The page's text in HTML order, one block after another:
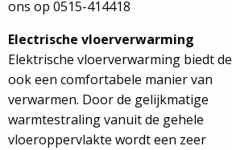
ons op 0515-414418
Electrische vloerverwarming
Elektrische vloerverwarming biedt de
ook een comfortabele manier van
verwarmen. Door de gelijkmatige
warmtestraling vanuit de gehele
vloeroppervlakte wordt een zeer